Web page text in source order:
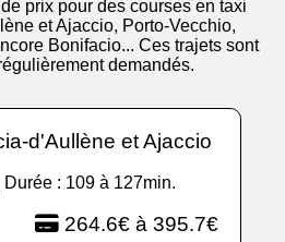
prix pour des courses en taxi
et Ajaccio, Porto-Vecchio,
Bonifacio... Ces trajets sont
demandés.
d'Aullène et Ajaccio
: 109 à 127min.
264.6€ à 395.7€